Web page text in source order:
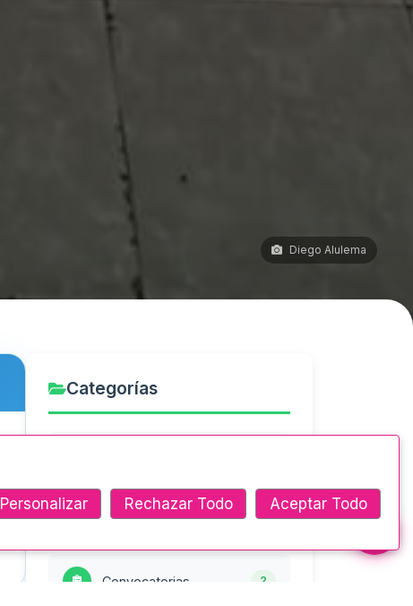
Diego Alulema
Categorías
Comunicados Oficiales 1
Convocatorias 2
Personalizar Rechazar Todo Aceptar Todo